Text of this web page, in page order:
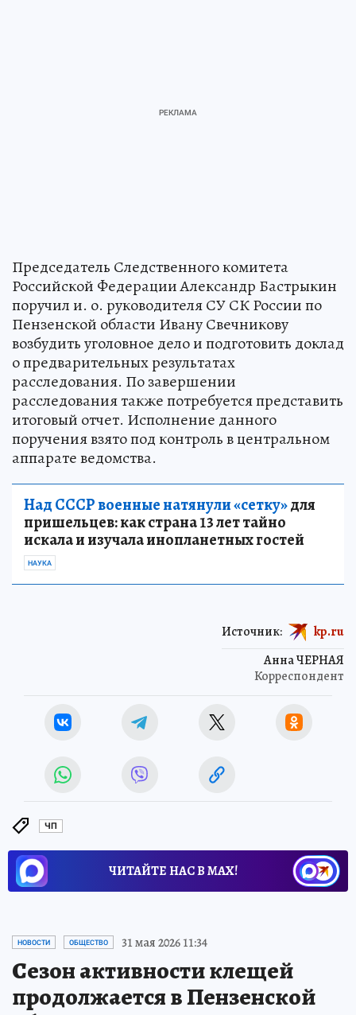
Председатель Следственного комитета
Российской Федерации Александр Бастрыкин
поручил и. о. руководителя СУ СК России по
Пензенской области Ивану Свечникову
возбудить уголовное дело и подготовить доклад
о предварительных результатах
расследования. По завершении
расследования также потребуется представить
итоговый отчет. Исполнение данного
поручения взято под контроль в центральном
аппарате ведомства.
Над СССР военные натянули «сетку»для
пришельцев: как страна 13 лет тайно
искала и изучала инопланетных гостей
НАУКА
Анна ЧЕРНАЯ
Корреспондент
Источник: kp.ru
ЧП
ЧИТАЙТЕ НАС В МАХ!
НОВОСТИ ОБЩЕСТВО 31 мая 2026 11:34
Сезон активности клещей
продолжается в Пензенской